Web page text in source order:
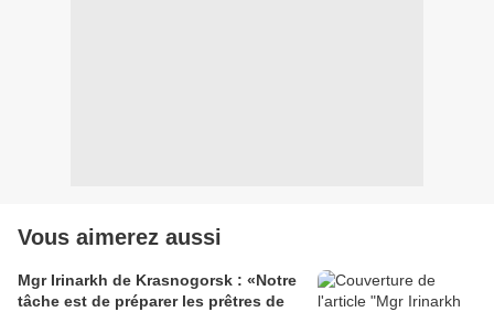
Vous aimerez aussi
Mgr Irinarkh de Krasnogorsk : «Notre
tâche est de préparer les prêtres de